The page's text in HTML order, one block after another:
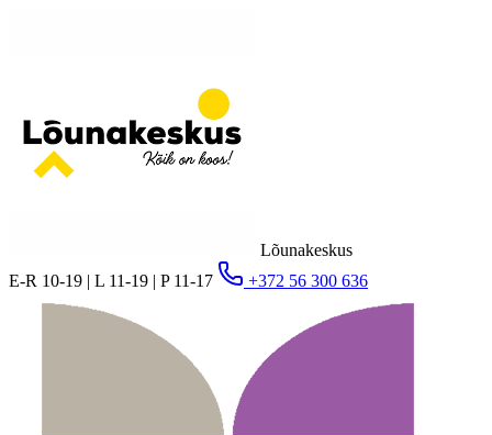
Lõunakeskus
E-R 10-19 | L 11-19 | P 11-17
+372 56 300 636